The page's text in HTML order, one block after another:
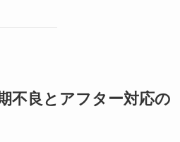
不良とアフター対応の